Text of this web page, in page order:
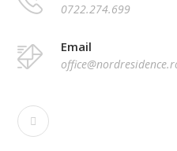
0722.274.699
Email